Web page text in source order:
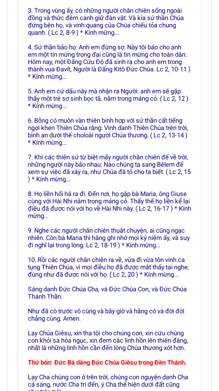
3. Trong vùng ấy, có những người chăn chiên sống ngoài
đồng và thức đêm canh giữ đàn vật. Và kìa sứ thần Chúa
đứng bên họ, và vinh quang của Chúa chiếu tỏa chung
quanh. ( Lc 2, 8-9 ) * Kính mừng...
4. Sứ thần bảo họ: Anh em đừng sợ. Này tôi báo cho anh
em một tin mừng trọng đại cũng là tin mừng cho toàn dân:
Hôm nay, một Ðấng Cứu Ðộ đã sinh ra cho anh em trong
thành vua Ðavít, Người là Ðấng Kitô Ðức Chúa. Lc 2, 10-11 )
* Kính mừng...
5. Anh em cứ dấu này mà nhận ra Người: anh em sẽ gặp
thấy một trẻ sơ sinh bọc tã, nằm trong máng cỏ. ( Lc 2, 12 )
* Kính mừng...
6. Bỗng có muôn vàn thiên binh hợp với sứ thần cất tiếng
ngợi khen Thiên Chúa rằng: Vinh danh Thiên Chúa trên trời,
bình an dưới thế choloài người Chúa thương. ( Lc 2, 13-14 )
* Kính mừng...
7. Khi các thiên sứ từ biệt mấy người chăn chiên để về trời,
những người này bảo nhau: Nào chúng ta sang Bêlem để
xem sự việc đã xảy ra, như Chúa đã tỏ cho ta biết. ( Lc 2, 15
) * Kính mừng...
8. Họ liền hối hả ra đi. Ðến nơi, họ gặp bà Maria, ông Giuse
cùng với Hài Nhi nằm trong máng cỏ. Thấy thế họ liền kể lại
điều đã được nói với họ về Hài Nhi này. ( Lc 2, 16-17 ) * Kính
mừng...
9. Nghe các người chăn chiên thuật chuyện, ai cũng ngạc
nhiên. Còn bà Maria thì hằng ghi nhớ mọi kỷ niệm ấy, và suy
đi nghĩ lại trong lòng. Lc 2, 18-19 ) * Kính mừng...
10. Rồi các người chăn chiên ra về, vừa đi vừa tôn vinh ca
tụng Thiên Chúa, vì mọi điều họ đã được mắt thấy tai nghe,
đúng như đã được nói với họ. ( Lc 2, 20 ) * Kính mừng...
Sáng danh Ðức Chúa Cha, và Ðức Chúa Con, và Ðức Chúa
Thánh Thần.
Như đã có trước vô cùng và bây giờ và hằng có và đời đời
chẳng cùng. Amen.
Lạy Chúa Giêsu, xin tha tội cho chúng con, xin cứu chúng
con khỏi sa hỏa ngục, xin đem các linh hồn lên thiên đàng,
nhất là những linh hồn cần đến lòng Chúa thương xót hơn.
Thứ bốn: Ðức Bà dâng Ðức Chúa Giêsu trong Ðền Thánh.
Lạy Cha chúng con ở trên trời, chúng con nguyện danh Cha
cả sáng, nước Cha trị đến, ý Cha thể hiện dưới đất cũng